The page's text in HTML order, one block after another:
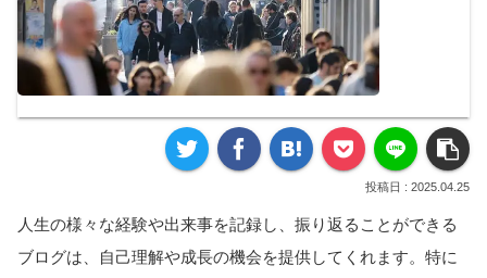
2025.04.25
人生の様々な経験や出来事を記録し、振り返ることができる
ブログは、自己理解や成長の機会を提供してくれます。特に